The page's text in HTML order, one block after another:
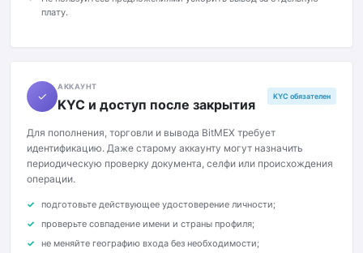
плату.
✓
АККАУНТ
KYC и доступ после закрытия
KYC обязателен
Для пополнения, торговли и вывода BitMEX требует
идентификацию. Даже старому аккаунту могут назначить
периодическую проверку документа, селфи или происхождения
операции.
подготовьте действующее удостоверение личности;
проверьте совпадение имени и страны профиля;
не меняйте географию входа без необходимости;